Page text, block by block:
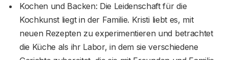
Kochen und Backen: Die Leidenschaft für die
Kochkunst liegt in der Familie. Kristi liebt es, mit
neuen Rezepten zu experimentieren und betrachtet
die Küche als ihr Labor, in dem sie verschiedene